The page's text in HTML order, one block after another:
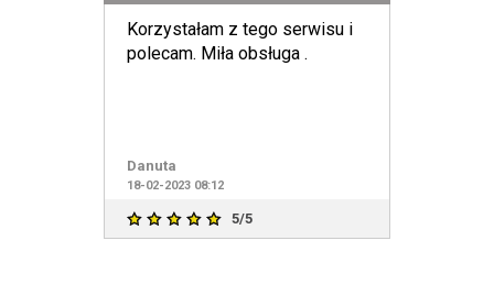
Korzystałam z tego serwisu i
polecam. Miła obsługa .
Danuta
18-02-2023 08:12
5/5